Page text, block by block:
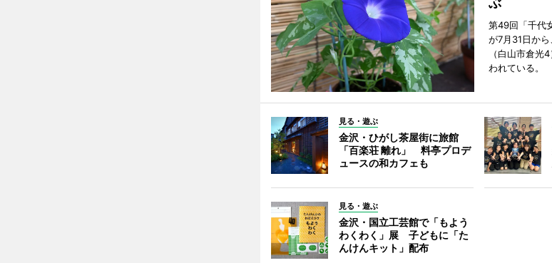
第49回「千代
が7月31日か
（白山市倉光
われている。
見る・遊ぶ
金沢・ひがし茶屋街に旅館
「百楽荘 離れ」 料亭プロデ
ュースの和カフェも
見る・遊ぶ
金沢・国立工芸館で「もよう
わくわく」展 子どもに「た
んけんキット」配布